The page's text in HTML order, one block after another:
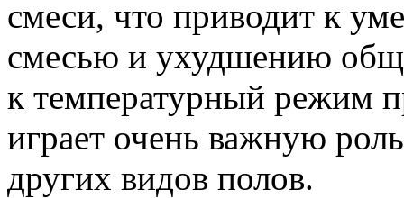
смеси, что приводит к
смесью и ухудшению
к температурный режим
играет очень важную
других видов полов.